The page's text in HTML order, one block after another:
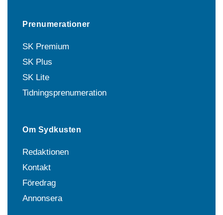
Prenumerationer
SK Premium
SK Plus
SK Lite
Tidningsprenumeration
Om Sydkusten
Redaktionen
Kontakt
Föredrag
Annonsera